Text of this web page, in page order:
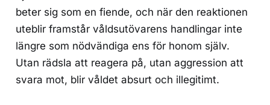
beter sig som en fiende, och när den reaktionen
uteblir framstår våldsutövarens handlingar inte
längre som nödvändiga ens för honom själv.
Utan rädsla att reagera på, utan aggression att
svara mot, blir våldet absurt och illegitimt.